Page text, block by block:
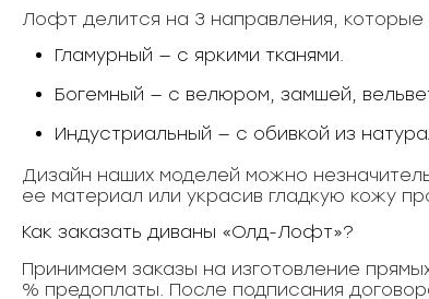
Лофт делится на 3 направления,
Гламурный — с яркими тканями.
Богемный — с велюром, замшей,
Индустриальный — с обивкой из
Дизайн наших моделей можно
ее материал или украсив гладкую кожу
Как заказать диваны «Олд-Лофт»?
Принимаем заказы на изготовление
% предоплаты. После подписания